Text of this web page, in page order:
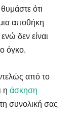
ότι
μια αποθήκη
δεν είναι
όγκο.
από το
η άσκηση
συνολική σας